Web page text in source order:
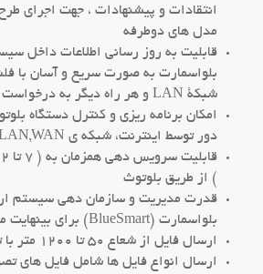
انتقادات و پیشنهادات ، جهت اجرای
مدل های دوطرفه
قابلیت به روز رسانی اطلاعات داخل
شبکۀ LAN و هر راه دیگر به درخواست مشتری
امکان برنامه ریزی و کنترل دستگاه
دور توسط اینترنت، شبکه ی VPN,LAN,WAN
) از طریق بلوتوث
قدرت مدیریت و سازمان دهی سیستم
بلواسمارت (BlueSmart) برای بینهایت مراجعه کننده
ارسال فایل از شعاع 50 تا 1200 متر با توجه به مدل دستگاه
ارسال انواع فایل ها شامل فایل های